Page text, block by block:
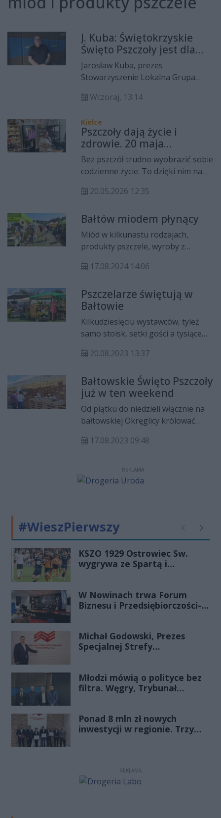
J. Kuba: Świętokrzyskie
Święto Pszczoły jest dla
pszczelarzy i dla tych,
którzy kochają życie
Jarosław Kuba, prezes
Stowarzyszenie Lokalna Grupa
Gościem Radia Rekord o godzinie
XIX Świętokrzyskie Święto Pszczoły,
które tradycyjnie odbędzie się w
Bałtowie. W czasie 3-dniowego
wydarzenia, odbywającego się od
14 do 16 sierpnia, będzie można
odwiedzić targi pszczelarskie,
wysłuchać wykładów środowiska
warsztatach edukacyjnych.
Wczoraj, 13:14
Kielce
Pszczoły dają życie i
zdrowie. 20 maja
obchodzimy ich święto
Bez pszczół trudno wyobrazić sobie
codzienne życie. To dzięki nim na
owoce, warzywa i wiele innych
jest Światowy Dzień Pszczół, który
ma przypominać o ogromnej roli
tych owadów dla człowieka i
środowiska.
20.05.2026 12:35
Bałtów miodem płynący
Miód w kilkunastu rodzajach,
produkty pszczele, wyroby z
też zabawy edukacyjne i
a dla ich rodziców stoiska z
produktami do produkcji miodu.
17.08.2024 14:06
Pszczelarze świętują w
Bałtowie
Kilkudziesięciu wystawców, tyleż
samo stoisk, setki gości a tysiące
Tak statystycznie można opisać
Świętokrzyskiej Pszczoły jakie
odbywa się w Bałtowie.
20.08.2023 13:37
Bałtowskie Święto Pszczoły
już w ten weekend
Od piątku do niedzieli włącznie na
bałtowskiej Okręglicy królować
nie dobra.
17.08.2023 09:48
REKLAMA
#WieszPierwszy Poprzednie
KSZO 1929 Ostrowiec Sw.
wygrywa ze Spartą i
W Nowinach trwa Forum
Biznesu i Przedsiębiorczości-
Michał Godowski, Prezes
Specjalnej Strefy
Porannej Rozmowy Radia
Rekord Świętokrzyskie
Młodzi mówią o polityce bez
filtra. Węgry, Trybunał
zmienia zasady gry
Ponad 8 mln zł nowych
inwestycji w regionie. Trzy
REKLAMA